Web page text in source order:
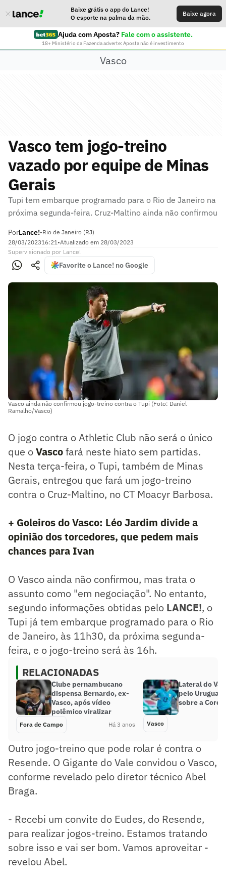
Baixe grátis o app do Lance!
O esporte na palma da mão.
Baixe agora
Ajuda com Aposta? Fale com o assistente.
18+ Ministério da Fazenda adverte: Aposta não é investimento
Vasco
Vasco tem jogo-treino
vazado por equipe de Minas
Gerais
Tupi tem embarque programado para o Rio de Janeiro na
próxima segunda-feira. Cruz-Maltino ainda não confirmou
PorLance!•Rio de Janeiro (RJ)
28/03/202316:21•Atualizado em 28/03/2023
Supervisionado por Lance!
Favorite o Lance! no Google
Vasco ainda não confirmou jogo-treino contra o Tupi (Foto: Daniel
Ramalho/Vasco)
O jogo contra o Athletic Club não será o único
que oVascofará neste hiato sem partidas.
Nesta terça-feira, o Tupi, também de Minas
Gerais, entregou que fará um jogo-treino
contra o Cruz-Maltino, no CT Moacyr Barbosa.
+ Goleiros do Vasco: Léo Jardim divide a
opinião dos torcedores, que pedem mais
chances para Ivan
O Vasco ainda não confirmou, mas trata o
assunto como "em negociação". No entanto,
segundo informações obtidas pelo LANCE!, o
Tupi já tem embarque programado para o Rio
de Janeiro, às 11h30, da próxima segunda-
feira, e o jogo-treino será às 16h.
RELACIONADAS
Clube pernambucano
dispensa Bernardo, ex-
Vasco, após vídeo
polêmico viralizar
Fora de Campo Há 3 anos
Lateral do
pelo Uruguai
sobre a
Vasco
Outro jogo-treino que pode rolar é contra o
Resende. O Gigante do Vale convidou o Vasco,
conforme revelado pelo diretor técnico Abel
Braga.
- Recebi um convite do Eudes, do Resende,
para realizar jogos-treino. Estamos tratando
sobre isso e vai ser bom. Vamos aproveitar -
revelou Abel.